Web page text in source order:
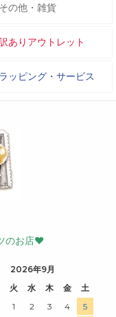
その他・雑貨
ありアウトレット
ラッピング・サービス
のお店♥
2026年9月
火 水 木 金
土
1
2 3 4
5